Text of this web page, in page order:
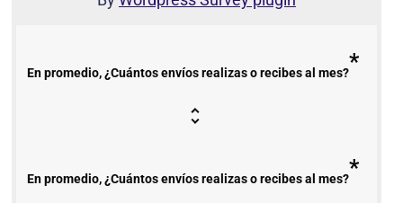
En promedio, ¿Cuántos envíos realizas o recibes al mes?*
En promedio, ¿Cuántos envíos realizas o recibes al mes?*